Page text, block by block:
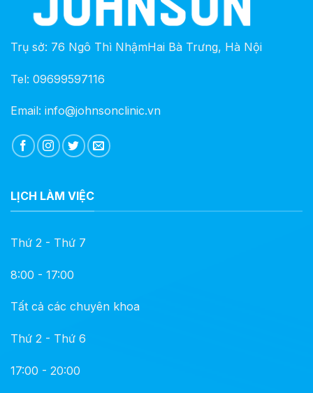
Trụ sở: 76 Ngô Thì NhậmHai Bà Trưng, Hà Nội
Tel: 09699597116
Email: info@johnsonclinic.vn
LỊCH LÀM VIỆC
Thứ 2 - Thứ 7
8:00 - 17:00
Tất cả các chuyên khoa
Thứ 2 - Thứ 6
17:00 - 20:00